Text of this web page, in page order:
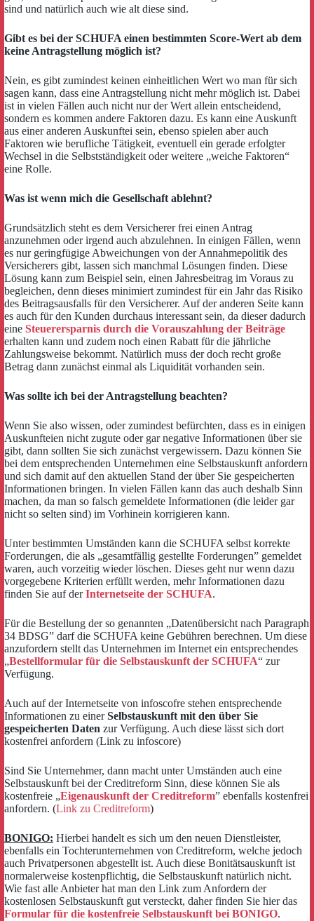
sind und natürlich auch wie alt diese sind.
Gibt es bei der SCHUFA einen bestimmten Score-Wert ab dem
keine Antragstellung möglich ist?
Nein, es gibt zumindest keinen einheitlichen Wert wo man für sich
sagen kann, dass eine Antragstellung nicht mehr möglich ist. Dabei
ist in vielen Fällen auch nicht nur der Wert allein entscheidend,
sondern es kommen andere Faktoren dazu. Es kann eine Auskunft
aus einer anderen Auskunftei sein, ebenso spielen aber auch
Faktoren wie berufliche Tätigkeit, eventuell ein gerade erfolgter
Wechsel in die Selbstständigkeit oder weitere „weiche Faktoren“
eine Rolle.
Was ist wenn mich die Gesellschaft ablehnt?
Grundsätzlich steht es dem Versicherer frei einen Antrag
anzunehmen oder irgend auch abzulehnen. In einigen Fällen, wenn
es nur geringfügige Abweichungen von der Annahmepolitik des
Versicherers gibt, lassen sich manchmal Lösungen finden. Diese
Lösung kann zum Beispiel sein, einen Jahresbeitrag im Voraus zu
begleichen, denn dieses minimiert zumindest für ein Jahr das Risiko
des Beitragsausfalls für den Versicherer. Auf der anderen Seite kann
es auch für den Kunden durchaus interessant sein, da dieser dadurch
eine Steuerersparnis durch die Vorauszahlung der Beiträge
erhalten kann und zudem noch einen Rabatt für die jährliche
Zahlungsweise bekommt. Natürlich muss der doch recht große
Betrag dann zunächst einmal als Liquidität vorhanden sein.
Was sollte ich bei der Antragstellung beachten?
Wenn Sie also wissen, oder zumindest befürchten, dass es in einigen
Auskunfteien nicht zugute oder gar negative Informationen über sie
gibt, dann sollten Sie sich zunächst vergewissern. Dazu können Sie
bei dem entsprechenden Unternehmen eine Selbstauskunft anfordern
und sich damit auf den aktuellen Stand der über Sie gespeicherten
Informationen bringen. In vielen Fällen kann das auch deshalb Sinn
machen, da man so falsch gemeldete Informationen (die leider gar
nicht so selten sind) im Vorhinein korrigieren kann.
Unter bestimmten Umständen kann die SCHUFA selbst korrekte
Forderungen, die als „gesamtfällig gestellte Forderungen” gemeldet
waren, auch vorzeitig wieder löschen. Dieses geht nur wenn dazu
vorgegebene Kriterien erfüllt werden, mehr Informationen dazu
finden Sie auf der Internetseite der SCHUFA.
Für die Bestellung der so genannten „Datenübersicht nach Paragraph
34 BDSG” darf die SCHUFA keine Gebühren berechnen. Um diese
anzufordern stellt das Unternehmen im Internet ein entsprechendes
„Bestellformular für die Selbstauskunft der SCHUFA“ zur
Verfügung.
Auch auf der Internetseite von infoscofre stehen entsprechende
Informationen zu einerSelbstauskunft mit den über Sie
gespeicherten Daten zur Verfügung. Auch diese lässt sich dort
kostenfrei anfordern (Link zu infoscore)
Sind Sie Unternehmer, dann macht unter Umständen auch eine
Selbstauskunft bei der Creditreform Sinn, diese können Sie als
kostenfreie „Eigenauskunft der Creditreform” ebenfalls kostenfrei
anfordern. (Link zu Creditreform)
BONIGO: Hierbei handelt es sich um den neuen Dienstleister,
ebenfalls ein Tochterunternehmen von Creditreform, welche jedoch
auch Privatpersonen abgestellt ist. Auch diese Bonitätsauskunft ist
normalerweise kostenpflichtig, die Selbstauskunft natürlich nicht.
Wie fast alle Anbieter hat man den Link zum Anfordern der
kostenlosen Selbstauskunft gut versteckt, daher finden Sie hier das
Formular für die kostenfreie Selbstauskunft bei BONIGO.